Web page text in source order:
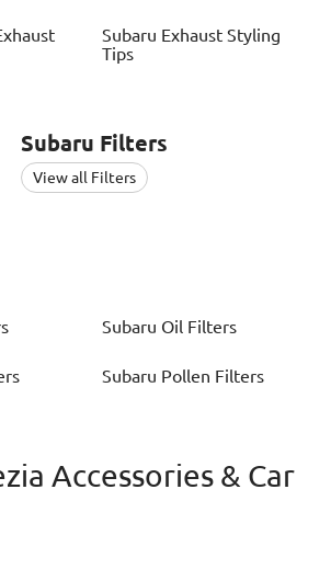
Subaru Exhaust Styling
Tips
Subaru Filters
View all Filters
Subaru Oil Filters
Subaru Pollen Filters
Accessories & Car